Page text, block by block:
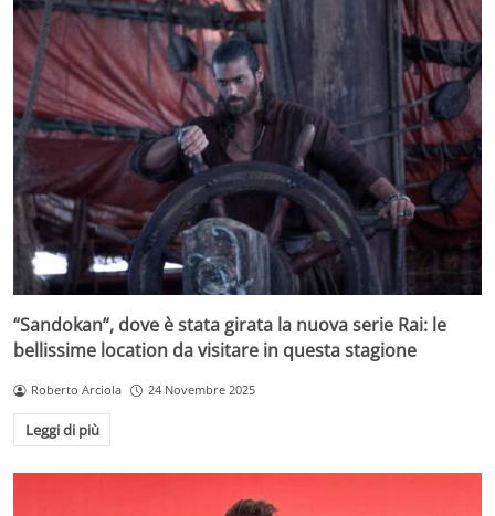
“Sandokan”, dove è stata girata la nuova serie Rai: le
bellissime location da visitare in questa stagione
Roberto Arciola 24 Novembre 2025
Leggi di più